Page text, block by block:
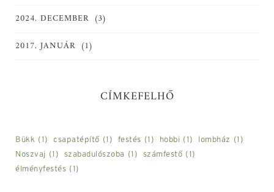
2024. DECEMBER (3)
2017. JANUÁR (1)
CÍMKEFELHŐ
Bükk (1) csapatépítő (1) festés (1) hobbi (1) lombház (1)
Noszvaj (1) szabadulószoba (1) számfestő (1)
élményfestés (1)